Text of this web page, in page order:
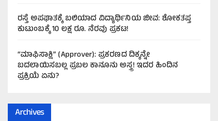
ರಸ್ತೆ ಅಪಘಾತಕ್ಕೆ ಬಲಿಯಾದ ವಿದ್ಯಾರ್ಥಿನಿಯ ಜೀವ: ಶೋಕತಪ್ತ
ಕುಟುಂಬಕ್ಕೆ 10 ಲಕ್ಷ ರೂ. ನೆರವು ಪ್ರಕಟ!
“ಮಾಫಿಸಾಕ್ಷಿ” (Approver): ಪ್ರಕರಣದ ದಿಕ್ಕನ್ನೇ
ಬದಲಾಯಿಸಬಲ್ಲ ಪ್ರಬಲ ಕಾನೂನು ಅಸ್ತ್ರ! ಇದರ ಹಿಂದಿನ
ಪ್ರಕ್ರಿಯೆ ಏನು?
Archives